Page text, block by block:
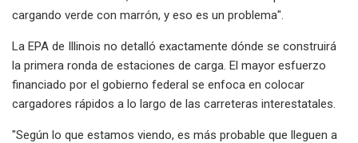
cargando verde con marrón, y eso es un problema".
La EPA de Illinois no detalló exactamente dónde se construirá
la primera ronda de estaciones de carga. El mayor esfuerzo
financiado por el gobierno federal se enfoca en colocar
cargadores rápidos a lo largo de las carreteras interestatales.
"Según lo que estamos viendo, es más probable que lleguen a